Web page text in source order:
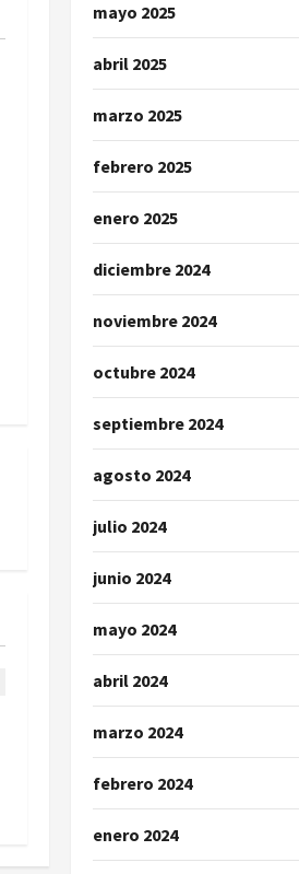
mayo 2025
abril 2025
marzo 2025
febrero 2025
enero 2025
diciembre 2024
noviembre 2024
octubre 2024
septiembre 2024
agosto 2024
julio 2024
junio 2024
mayo 2024
abril 2024
marzo 2024
febrero 2024
enero 2024